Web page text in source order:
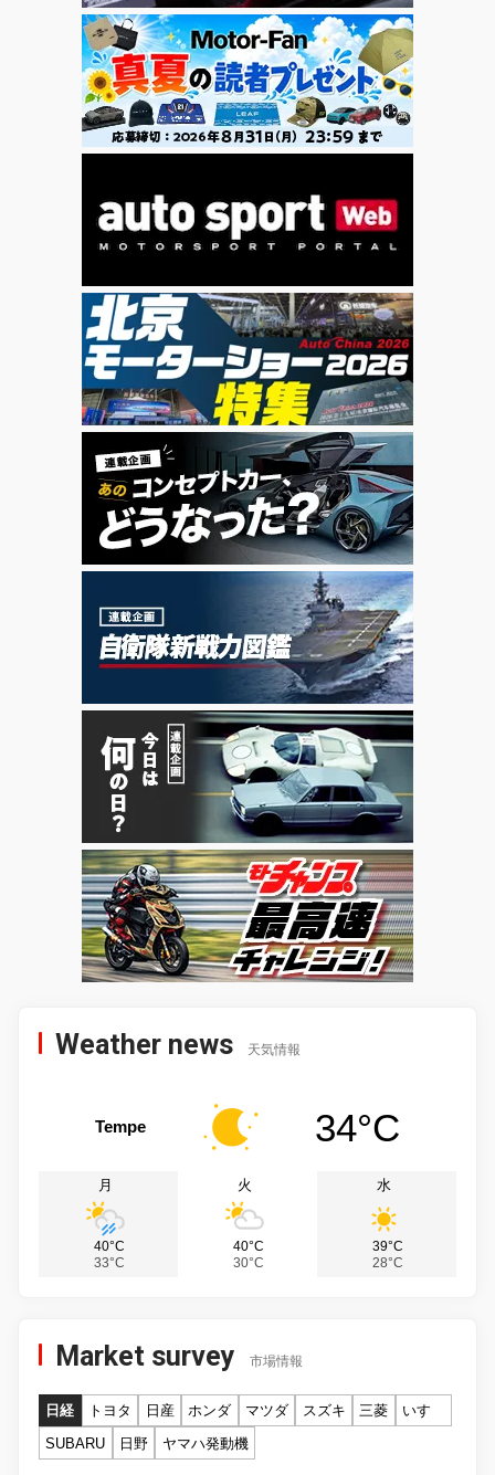
Weather news 天気情報
Tempe 34°C
月
40°C
33°C
火
40°C
30°C
水
39°C
28°C
Market survey 市場情報
日経 トヨタ 日産 ホンダ マツダ スズキ 三菱
いすゞ
SUBARU
日野 ヤマハ発動機